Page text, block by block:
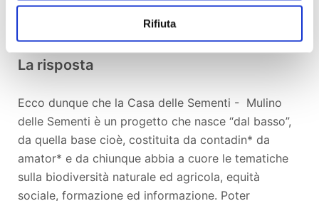
Rifiuta
dedicate proprio alla descrizione del mulino o delle
vicende umane e paesane ad esso legate.
La risposta
Ecco dunque che la Casa delle Sementi - Mulino
delle Sementi è un progetto che nasce “dal basso”,
da quella base cioè, costituita da contadin* da
amator* e da chiunque abbia a cuore le tematiche
sulla biodiversità naturale ed agricola, equità
sociale, formazione ed informazione. Poter